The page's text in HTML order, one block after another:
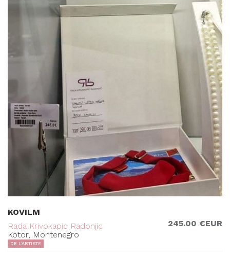
KOVILM
Rada Krivokapic Radonjic
Kotor, Montenegro
245.00 €EUR
DE L'ARTISTE